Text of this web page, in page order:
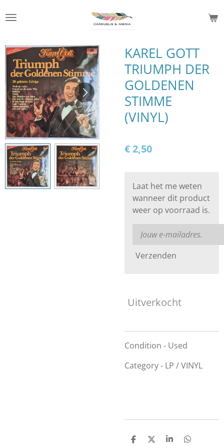
direct
de
hoofdinhoud
KAREL GOTT
TRIUMPH DER
GOLDENEN
STIMME
(VINYL)
€ 2,50
Laat het me weten
wanneer dit product
weer op voorraad is.
Verzenden
Uitverkocht
Condition - Used
Category - LP / VINYL
D
D
S
D